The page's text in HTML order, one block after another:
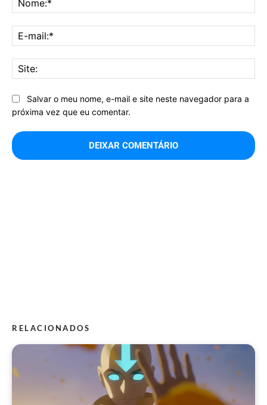
Salvar o meu nome, e-mail e site neste navegador para a
próxima vez que eu comentar.
RELACIONADOS